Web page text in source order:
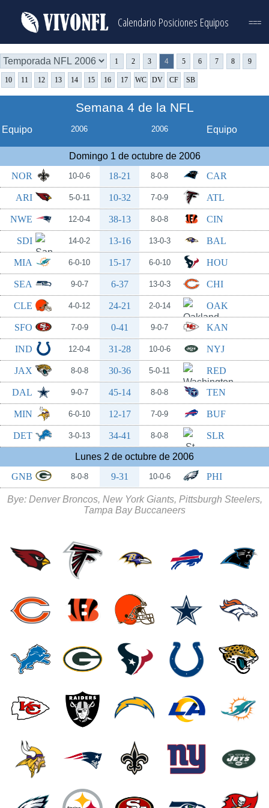
Calendario Posiciones Equipos ===
1 2 3 4 5 6 7 8 9
10 11 12 13 14 15 16 17 WC DV CF SB
Semana 4 de la NFL
Equipo 2006 2006 Equipo
Domingo 1 de octubre de 2006
NOR
10-0-6 18-21 8-0-8 CAR
ARI 5-0-11 10-32 7-0-9 ATL
NWE 12-0-4 38-13 8-0-8 CIN
SDI 14-0-2 13-16 13-0-3 BAL
MIA 6-0-10 15-17 6-0-10 HOU
SEA 9-0-7 6-37 13-0-3 CHI
CLE 4-0-12 24-21 2-0-14 OAK
SFO 7-0-9 0-41 9-0-7 KAN
IND 12-0-4 31-28 10-0-6 NYJ
JAX 8-0-8 30-36 5-0-11 RED
DAL 9-0-7 45-14 8-0-8 TEN
MIN 6-0-10 12-17 7-0-9 BUF
DET 3-0-13 34-41 8-0-8 SLR
Lunes 2 de octubre de 2006
GNB
8-0-8 9-31 10-0-6 PHI
Bye: Denver Broncos, New York Giants, Pittsburgh Steelers,
Tampa Bay Buccaneers